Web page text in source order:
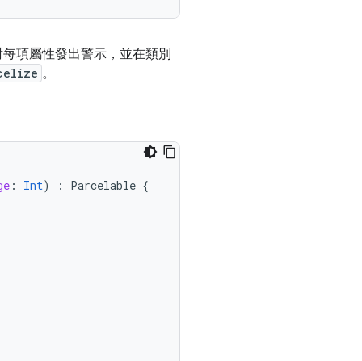
項屬性發出警示，並在類別
。
: Int) : Parcelable {